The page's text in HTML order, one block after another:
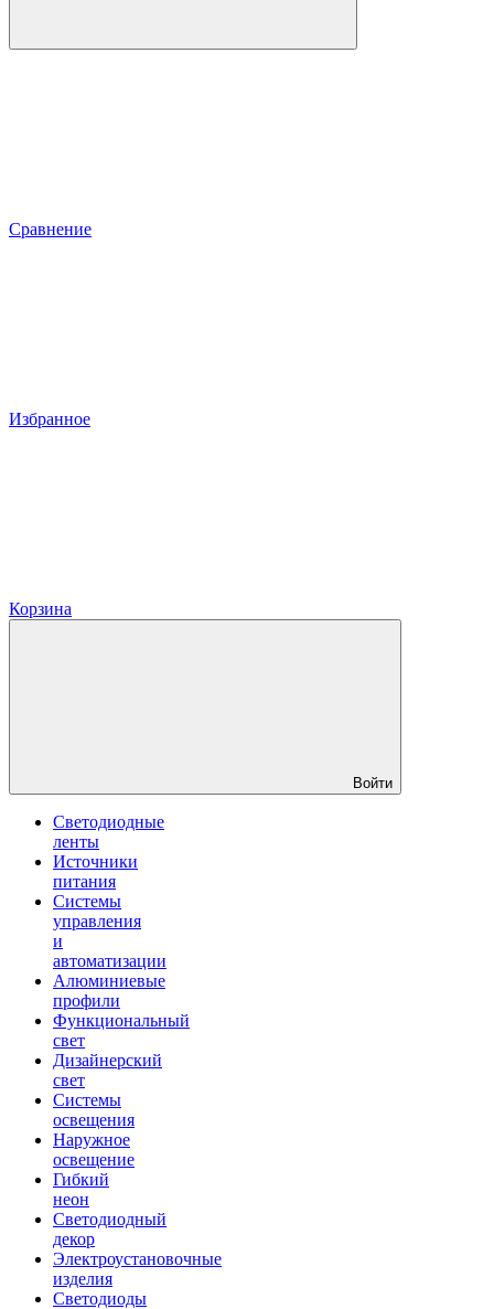
Сравнение
Избранное
Корзина
Войти
Светодиодные
ленты
Источники
питания
Системы
управления
и
автоматизации
Алюминиевые
профили
Функциональный
свет
Дизайнерский
свет
Системы
освещения
Наружное
освещение
Гибкий
неон
Светодиодный
декор
Электроустановочные
изделия
Светодиоды